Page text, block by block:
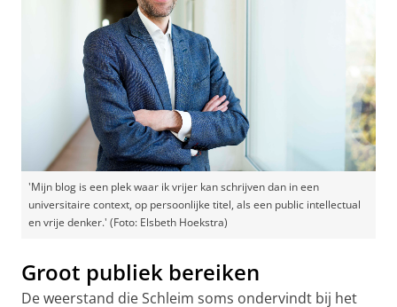
'Mijn blog is een plek waar ik vrijer kan schrijven dan in een
universitaire context, op persoonlijke titel, als een public intellectual
en vrije denker.' (Foto: Elsbeth Hoekstra)
Groot publiek bereiken
De weerstand die Schleim soms ondervindt bij het